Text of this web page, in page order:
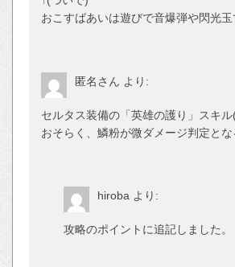
おこすばあいは遊びで音爆弾や閃光
匿名さん より:
セルタス装備の「英雄の護り」スキ
おそらく、鱗粉が微ダメージ判定とな
hiroba より:
攻略のポイントに追記しました。